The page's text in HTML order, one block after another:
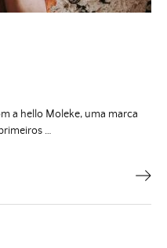
a hello Moleke, uma marca
…